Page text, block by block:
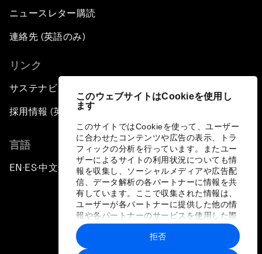
このウェブサイトはCookieを使用し
ます
このサイトではCookieを使って、ユーザー
に合わせたコンテンツや広告の表示、トラ
フィックの分析を行っています。またユー
ザーによるサイトの利用状況についても情
報を収集し、ソーシャルメディアや広告配
信、データ解析の各パートナーに情報を共
有しています。ここで収集された情報は、
ユーザーが各パートナーに提供した他の情
報や各パートナーのサービスを使用した際
に収集された情報と組み合わされ、各パー
トナーによって使用されることがありま
す。
拒否
ニュースレター購読
連絡先 (英語のみ)
リンク
サステナビリティへの取り組み
採用情報 (英語のみ)
言語
EN ▪ ES▪中文▪ 日本語
プライバシーポリシーと利用規約